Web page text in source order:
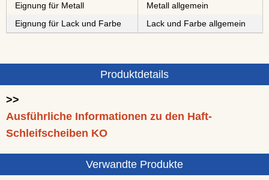
Eignung für Metall
Metall allgemein
Eignung für Lack und Farbe
Lack und Farbe allgemein
Produktdetails
>>
Ausführliche Informationen zu den Haft-
Schleifscheiben KO
Verwandte Produkte